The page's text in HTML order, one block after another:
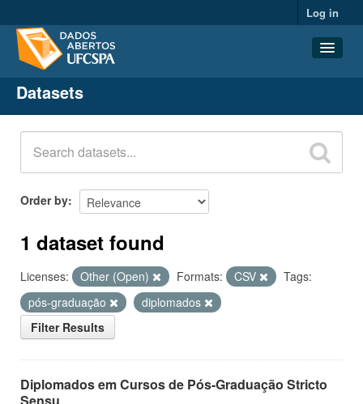
Log in
Datasets
Organizations
Groups
About
Datasets
Order by
1 dataset found
Licenses: Other (Open) Formats: CSV
Tags:
pós-graduação
diplomados
Filter Results
Diplomados em Cursos de Pós-Graduação Stricto